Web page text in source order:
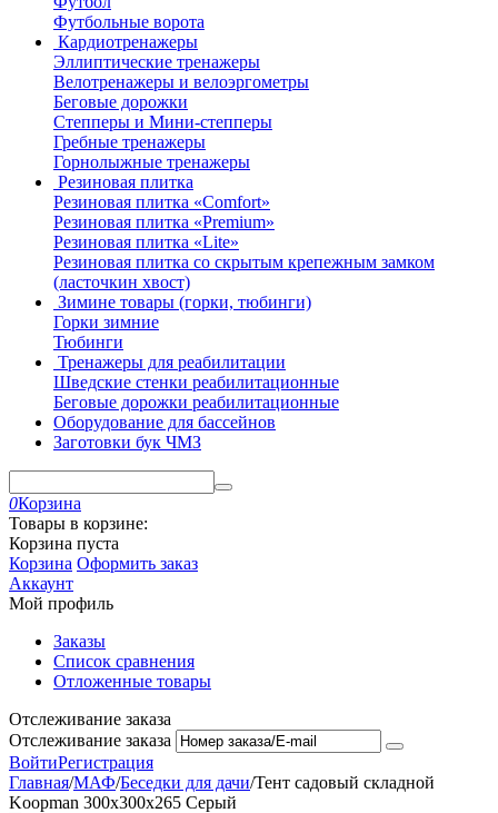
Футбольные ворота
Кардиотренажеры
Эллиптические тренажеры
Велотренажеры и велоэргометры
Беговые дорожки
Степперы и Мини-степперы
Гребные тренажеры
Горнолыжные тренажеры
Резиновая плитка
Резиновая плитка «Comfort»
Резиновая плитка «Premium»
Резиновая плитка «Lite»
Резиновая плитка со скрытым крепежным замком
(ласточкин хвост)
Зимине товары (горки, тюбинги)
Горки зимние
Тюбинги
Тренажеры для реабилитации
Шведские стенки реабилитационные
Беговые дорожки реабилитационные
Оборудование для бассейнов
Заготовки бук ЧМЗ
0Корзина
Товары в корзине:
Корзина пуста
Корзина Оформить заказ
Аккаунт
Мой профиль
Заказы
Список сравнения
Отложенные товары
Отслеживание заказа
Отслеживание заказа
ВойтиРегистрация
Главная/МАФ/Беседки для дачи/Тент садовый складной
Koopman 300x300x265 Серый